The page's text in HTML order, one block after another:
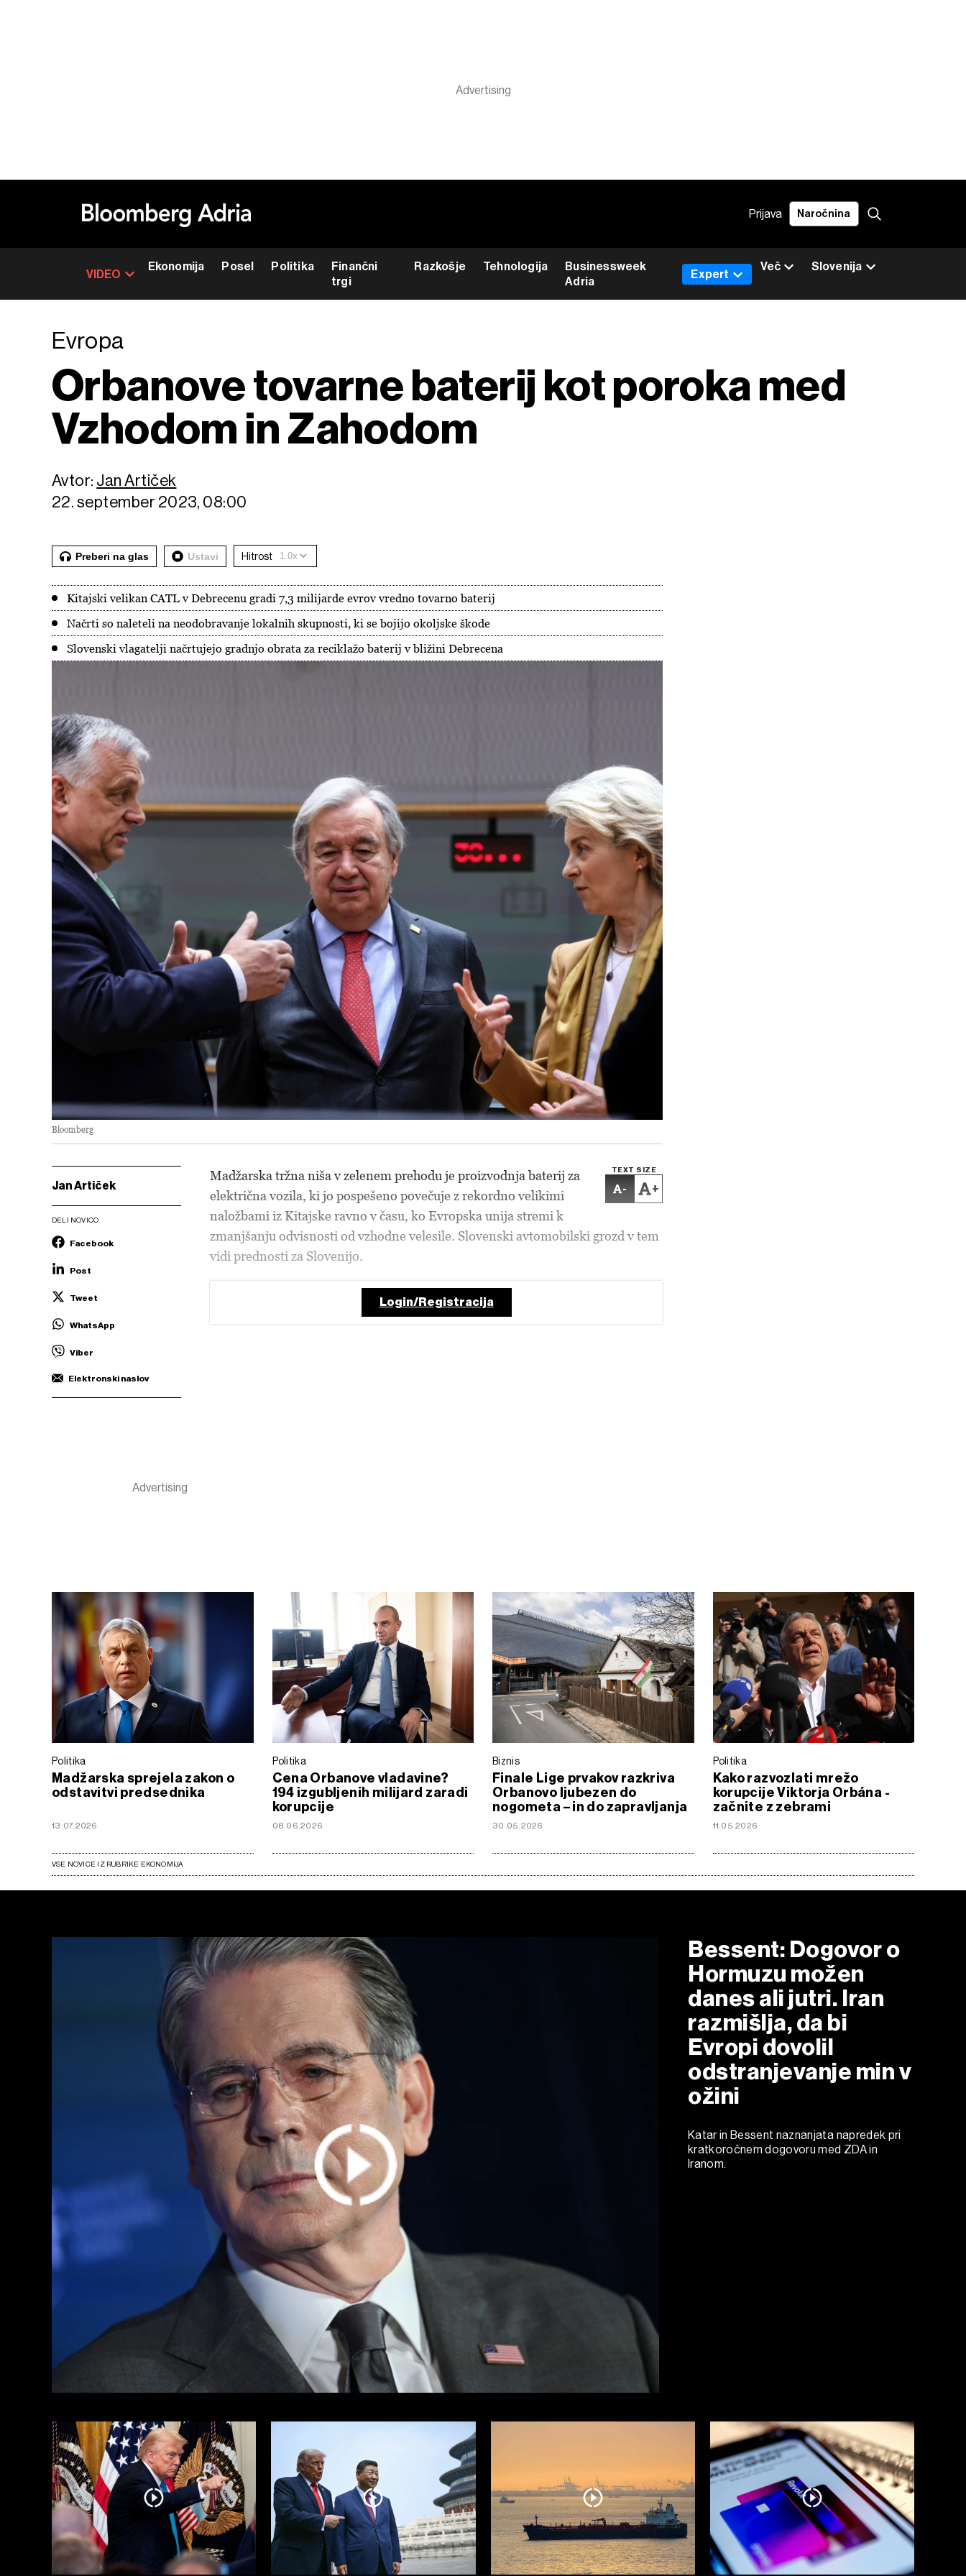
Prijava Naročnina
VIDEO
Ekonomija Posel Politika
Finančni
trgi
Razkošje Tehnologija
Businessweek
Adria
Slovenija
Expert
Več
Evropa
Orbanove tovarne baterij kot poroka med
Vzhodom in Zahodom
Avtor: Jan Artiček
22. september 2023, 08:00
Preberi na glas Ustavi Hitrost
Kitajski velikan CATL v Debrecenu gradi 7,3 milijarde evrov vredno tovarno baterij
Načrti so naleteli na neodobravanje lokalnih skupnosti, ki se bojijo okoljske škode
Slovenski vlagatelji načrtujejo gradnjo obrata za reciklažo baterij v bližini Debrecena
Bloomberg
Jan Artiček
DELI NOVICO
Facebook
Post
Tweet
WhatsApp
Viber
Elektronski naslov
TEXT SIZE
- +
Madžarska tržna niša v zelenem prehodu je proizvodnja baterij za
električna vozila, ki jo pospešeno povečuje z rekordno velikimi
naložbami iz Kitajske ravno v času, ko Evropska unija stremi k
zmanjšanju odvisnosti od vzhodne velesile. Slovenski avtomobilski grozd v tem
vidi prednosti za Slovenijo.
Login/Registracija
Politika
Madžarska sprejela zakon o
odstavitvi predsednika
13.07.2026
Politika
Cena Orbanove vladavine?
194 izgubljenih milijard zaradi
korupcije
08.06.2026
Biznis
Finale Lige prvakov razkriva
Orbanovo ljubezen do
nogometa – in do zapravljanja
30.05.2026
Politika
Kako razvozlati mrežo
korupcije Viktorja Orbána -
začnite z zebrami
11.05.2026
VSE NOVICE IZ RUBRIKE EKONOMIJA
Bessent: Dogovor o
Hormuzu možen
danes ali jutri. Iran
razmišlja, da bi
Evropi dovolil
odstranjevanje min v
ožini
Katar in Bessent naznanjata napredek pri
kratkoročnem dogovoru med ZDA in
Iranom.